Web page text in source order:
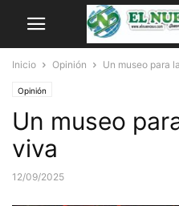
Inicio Opinión Un museo para
Opinión
Un museo
viva
12/09/2025